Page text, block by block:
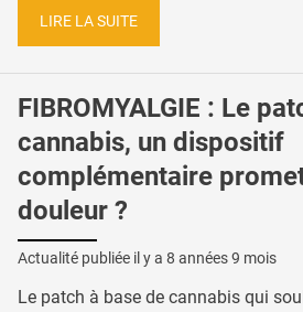
LIRE LA SUITE
FIBROMYALGIE : Le
cannabis, un dispositif
complémentaire
douleur ?
Actualité publiée il y a 8 années 9 mois
Le patch à base de cannabis qui